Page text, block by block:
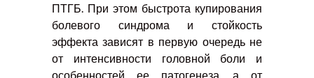
ПТГБ. При этом быстрота купирования
болевого синдрома и стойкость
эффекта зависят в первую очередь не
от интенсивности головной боли и
особенностей ее патогенеза, а от